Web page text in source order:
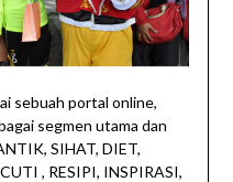
sebuah portal online,
segmen utama dan
SIHAT, DIET,
, RESIPI, INSPIRASI,